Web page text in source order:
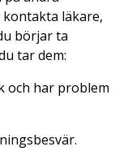
läkare,
börjar ta
tar dem:
och har problem